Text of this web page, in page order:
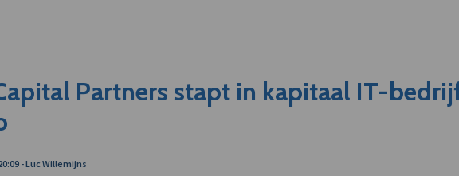
Partners stapt in kapitaal IT-
- Luc Willemijns